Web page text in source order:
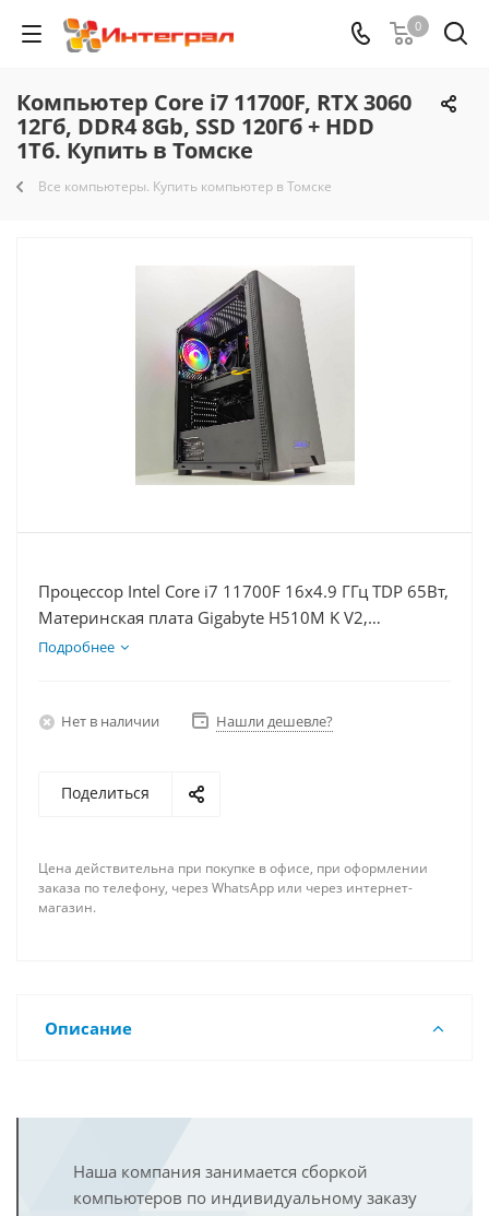
0
Компьютер Core i7 11700F, RTX 3060
12Гб, DDR4 8Gb, SSD 120Гб + HDD
1Тб. Купить в Томске
Все компьютеры. Купить компьютер в Томске
Процессор Intel Core i7 11700F 16x4.9 ГГц TDP 65Вт,
Материнская плата Gigabyte H510M K V2,
Видеокарта RTX 3060 12Гб, Память DDR4 8Gb,
Подробнее
Нет в наличии Нашли дешевле?
Поделиться
Цена действительна при покупке в офисе, при оформлении
заказа по телефону, через WhatsApp или через интернет-
магазин.
Описание
Наша компания занимается сборкой
компьютеров по индивидуальному заказу